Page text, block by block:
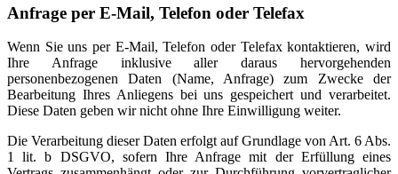
Anfrage per E-Mail, Telefon oder Telefax
Wenn Sie uns per E-Mail, Telefon oder Telefax kontaktieren, wird
Ihre Anfrage inklusive aller daraus hervorgehenden
personenbezogenen Daten (Name, Anfrage) zum Zwecke der
Bearbeitung Ihres Anliegens bei uns gespeichert und verarbeitet.
Diese Daten geben wir nicht ohne Ihre Einwilligung weiter.
Die Verarbeitung dieser Daten erfolgt auf Grundlage von Art. 6 Abs.
1 lit. b DSGVO, sofern Ihre Anfrage mit der Erfüllung eines